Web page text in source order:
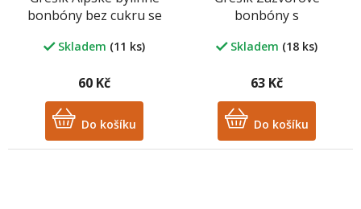
bonbóny bez cukru se
Skladem (11 ks)
60 Kč
Do košíku
bonbóny s
příchutí100g
Skladem (18 ks)
63 Kč
Do košíku